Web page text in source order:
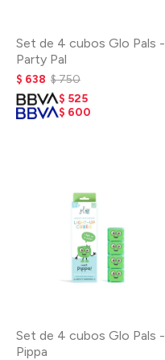
Set de 4 cubos Glo Pals -
Party Pal
$ 638 $750
$ 525
$ 600
Set de 4 cubos Glo Pals -
Pippa